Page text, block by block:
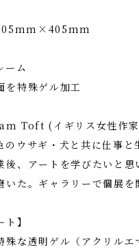
ム
特殊ゲル加工
Toft (イギリス女性作
のウサギ・犬と共に仕事と
後、アートを学びたいと
いた。ギャラリーで個展を
】
殊な透明ゲル（アクリル